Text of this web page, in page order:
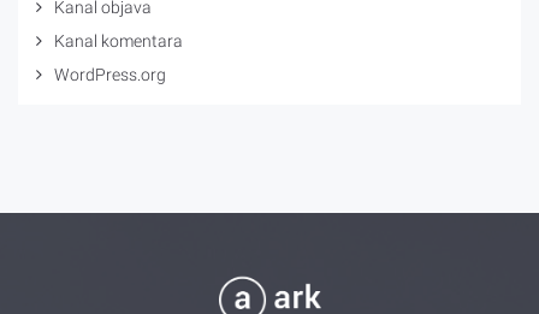
Kanal objava
Kanal komentara
WordPress.org